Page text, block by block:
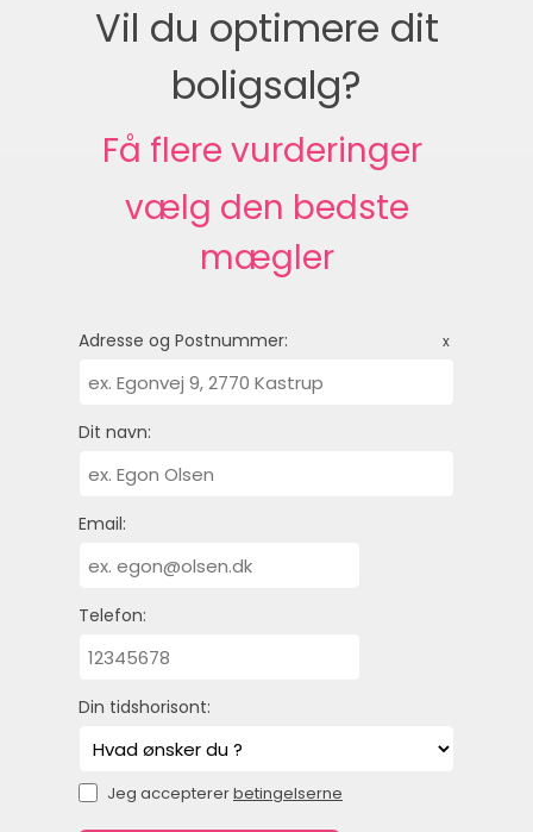
Vil du optimere dit
boligsalg?
Få flere vurderinger 
vælg den bedste
mægler
Adresse og Postnummer: x
Dit navn:
Email:
Telefon:
Din tidshorisont:
Jeg acceptererbetingelserne